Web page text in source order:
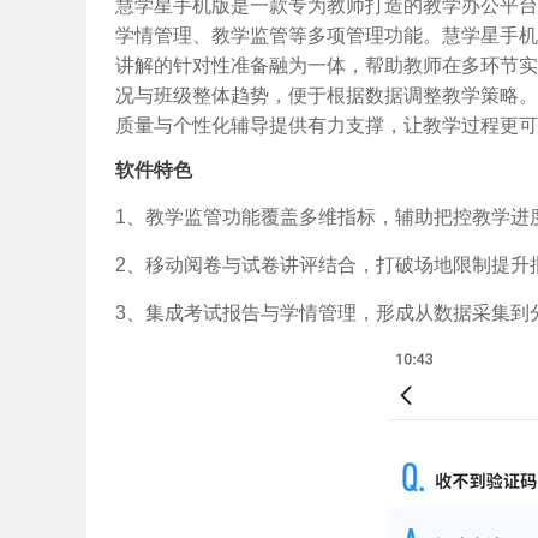
慧学星手机版是一款专为教师打造的教学办公平
学情管理、教学监管等多项管理功能。慧学星手
讲解的针对性准备融为一体，帮助教师在多环节
况与班级整体趋势，便于根据数据调整教学策略
质量与个性化辅导提供有力支撑，让教学过程更
软件特色
1、教学监管功能覆盖多维指标，辅助把控教学进
2、移动阅卷与试卷讲评结合，打破场地限制提升
3、集成考试报告与学情管理，形成从数据采集到